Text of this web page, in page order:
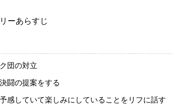
ーあらすじ
団の対立
闘の提案をする
感していて楽しみにしていることをリフに話す